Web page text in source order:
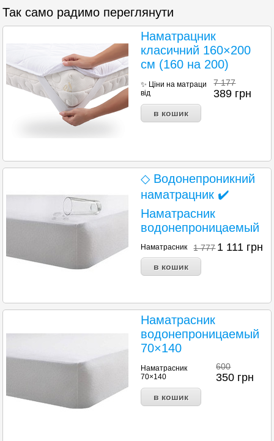
Так само радимо переглянути
Наматрацник
класичний 160×200
см (160 на 200)
✨ Ціни на матраци
від
7 177
389 грн
◇ Водонепроникний
наматрацник ✔️
Наматрасник
водонепроницаемый
Наматрасник 1 777 1 111 грн
Наматрасник
водонепроницаемый
70×140
Наматрасник
70×140
600
350 грн